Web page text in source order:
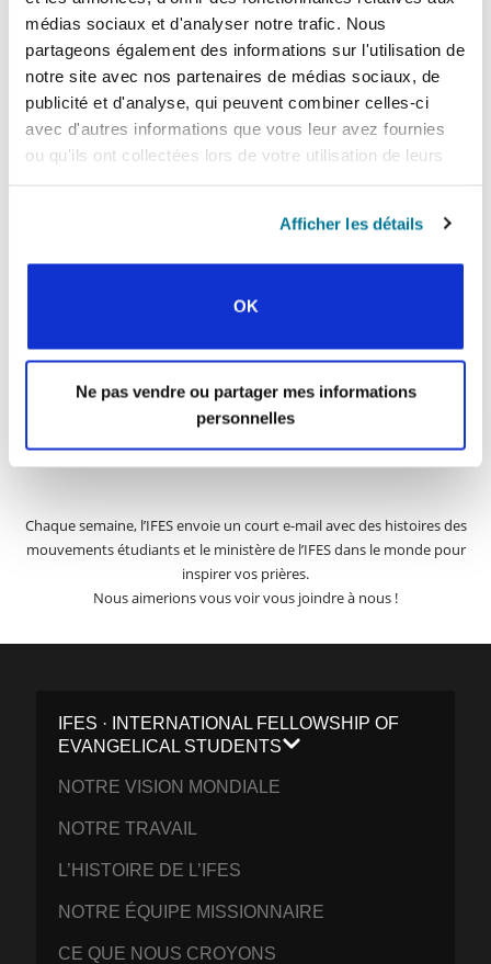
médias sociaux et d'analyser notre trafic. Nous
partageons également des informations sur l'utilisation de
notre site avec nos partenaires de médias sociaux, de
publicité et d'analyse, qui peuvent combiner celles-ci
avec d'autres informations que vous leur avez fournies
ou qu'ils ont collectées lors de votre utilisation de leurs
Afficher les détails
OK
Ne pas vendre ou partager mes informations
personnelles
Toutes les histoires de Prayerline
Histoire suivante »
INSCRIVEZ-VOUS À PRAYERLINE
Adresse e-mail:
ENVOYER
Chaque semaine, l’IFES envoie un court e-mail avec des histoires des
mouvements étudiants et le ministère de l’IFES dans le monde pour
inspirer vos prières.
Nous aimerions vous voir vous joindre à nous !
IFES · INTERNATIONAL FELLOWSHIP OF
EVANGELICAL STUDENTS
NOTRE VISION MONDIALE
NOTRE TRAVAIL
L’HISTOIRE DE L’IFES
NOTRE ÉQUIPE MISSIONNAIRE
CE QUE NOUS CROYONS